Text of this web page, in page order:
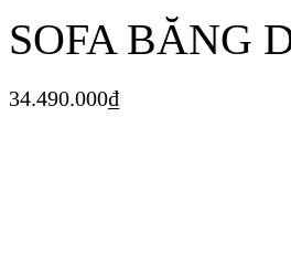
product:
SOFA BĂNG
34.490.000₫